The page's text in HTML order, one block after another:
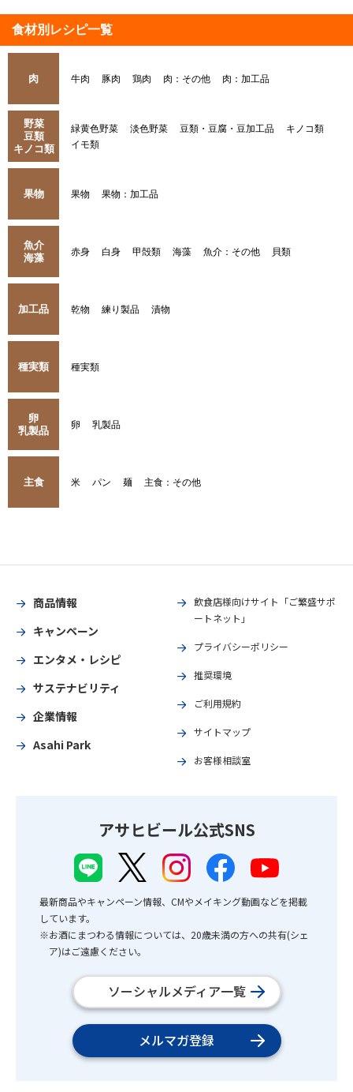
食材別レシピ一覧
肉 牛肉 豚肉 鶏肉 肉：その他 肉：加工品
野菜
豆類
キノコ類
緑黄色野菜 淡色野菜 豆類・豆腐・豆加工品
キノコ類
イモ類
果物 果物 果物：加工品
魚介
海藻
赤身 白身 甲殻類 海藻 魚介：その他 貝類
加工品 乾物 練り製品 漬物
種実類 種実類
卵
乳製品
卵 乳製品
主食 米 パン 麺 主食：その他
商品情報
キャンペーン
エンタメ・レシピ
サステナビリティ
企業情報
Asahi Park
飲食店様向けサイト「ご繁盛サポ
ートネット」
プライバシーポリシー
推奨環境
ご利用規約
サイトマップ
お客様相談室
アサヒビール公式SNS
最新商品やキャンペーン情報、CMやメイキング動画などを掲載
しています。
※お酒にまつわる情報については、20歳未満の方への共有(シェ
ア)はご遠慮ください。
ソーシャルメディア一覧
メルマガ登録